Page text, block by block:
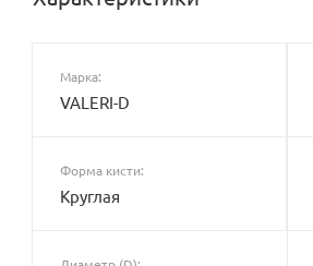
Марка:
VALERI-D
Форма кисти:
Круглая